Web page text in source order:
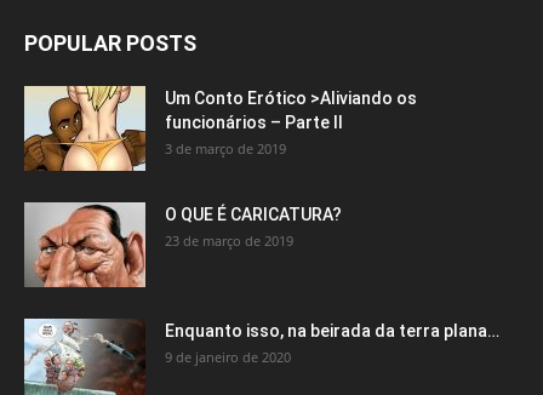
POPULAR POSTS
Um Conto Erótico >Aliviando os
funcionários – Parte II
3 de março de 2019
O QUE É CARICATURA?
23 de março de 2019
Enquanto isso, na beirada da terra plana…
9 de janeiro de 2020